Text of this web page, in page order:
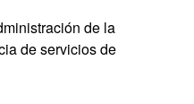
de la
de servicios de